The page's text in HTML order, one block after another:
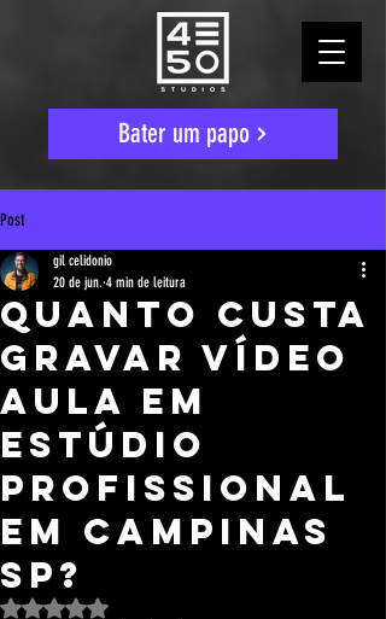
Bater um papo
Post
Quanto custa
gravar vídeo
aula em
estúdio
profissional
em Campinas
SP?
gil celidonio
20 de jun. 4 min de leitura
Avaliado com NaN de 5 estrelas.